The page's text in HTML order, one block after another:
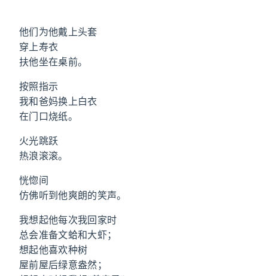
他们为他戴上头套
穿上寿衣
扶他坐在桌前。
按照指示
我和爸妈换上白衣
在门口烧纸。
火光跳跃
热浪滚滚。
恍惚间
仿佛听到他爽朗的笑声。
我想起他每次我回家时
总会准备文蛤和大虾；
想起他喜欢种树
屋前屋后绿意盎然；